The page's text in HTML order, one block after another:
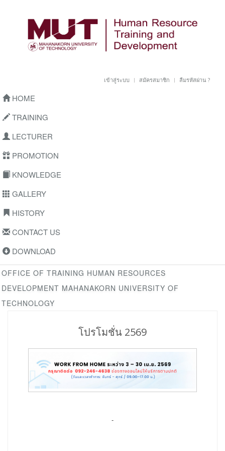
เข้าสู่ระบบ สมัครสมาชิก ลืมรหัสผ่าน ?
HOME
TRAINING
LECTURER
PROMOTION
KNOWLEDGE
GALLERY
HISTORY
CONTACT US
DOWNLOAD
OFFICE OF TRAINING HUMAN RESOURCES
DEVELOPMENT MAHANAKORN UNIVERSITY OF
TECHNOLOGY
โปรโมชั่น 2569
-